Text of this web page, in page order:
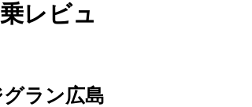
レビュ
ラン広島